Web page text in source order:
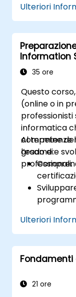
le frodi,
frode
Acquisire
di prove,
l’analisi
Saper
Acquisire
superare
Esperto
Ulteriori
Information
35 ore
Questo
(online o in
professionisti
informatica
competenze
l’esame e
professionali.
Al termine
grado di:
Ottenere
gestione
Ulteriori
21 ore